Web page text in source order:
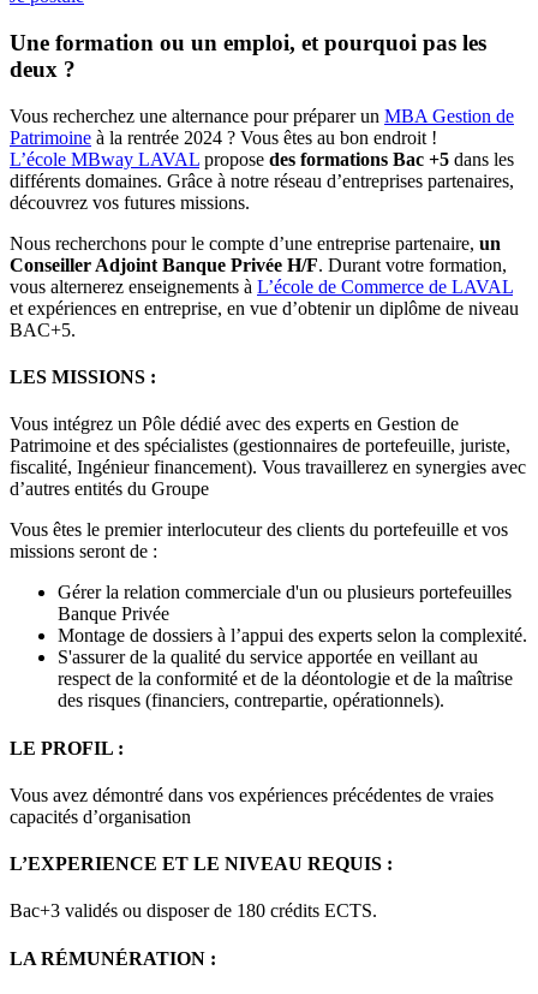
Une formation ou un emploi, et pourquoi pas les
deux ?
Vous recherchez une alternance pour préparer un MBA Gestion de
Patrimoine à la rentrée 2024 ? Vous êtes au bon endroit !
L’école MBway LAVAL propose des formations Bac +5 dans les
différents domaines. Grâce à notre réseau d’entreprises partenaires,
découvrez vos futures missions.
Nous recherchons pour le compte d’une entreprise partenaire, un
Conseiller Adjoint Banque Privée H/F. Durant votre formation,
vous alternerez enseignements à L’école de Commerce de LAVAL
et expériences en entreprise, en vue d’obtenir un diplôme de niveau
BAC+5.
LES MISSIONS :
Vous intégrez un Pôle dédié avec des experts en Gestion de
Patrimoine et des spécialistes (gestionnaires de portefeuille, juriste,
fiscalité, Ingénieur financement). Vous travaillerez en synergies avec
d’autres entités du Groupe
Vous êtes le premier interlocuteur des clients du portefeuille et vos
missions seront de :
Gérer la relation commerciale d'un ou plusieurs portefeuilles
Banque Privée
Montage de dossiers à l’appui des experts selon la complexité.
S'assurer de la qualité du service apportée en veillant au
respect de la conformité et de la déontologie et de la maîtrise
des risques (financiers, contrepartie, opérationnels).
LE PROFIL :
Vous avez démontré dans vos expériences précédentes de vraies
capacités d’organisation
L’EXPERIENCE ET LE NIVEAU REQUIS :
Bac+3 validés ou disposer de 180 crédits ECTS.
LA RÉMUNÉRATION :